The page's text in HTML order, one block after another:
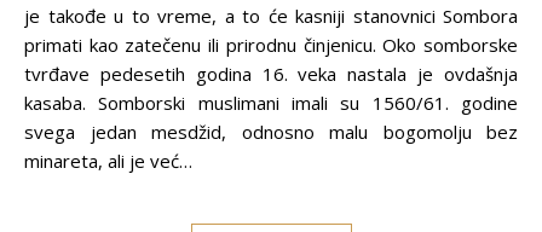
je takođe u to vreme, a to će kasniji stanovnici Sombora
primati kao zatečenu ili prirodnu činjenicu. Oko somborske
tvrđave pedesetih godina 16. veka nastala je ovdašnja
kasaba. Somborski muslimani imali su 1560/61. godine
svega jedan mesdžid, odnosno malu bogomolјu bez
minareta, ali je već…